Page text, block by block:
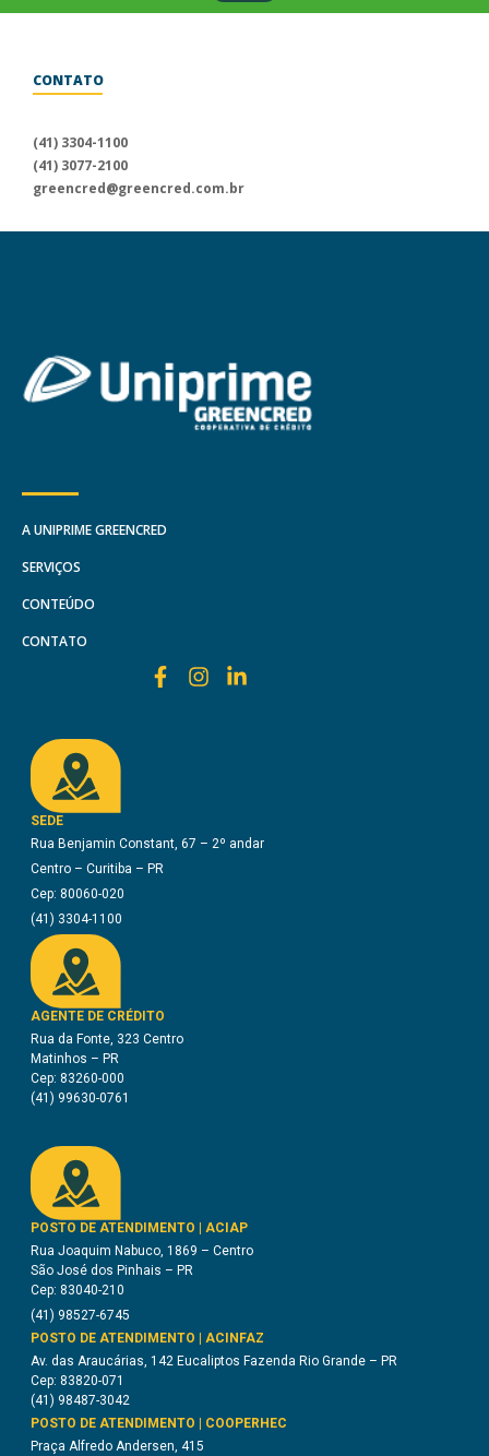
CONTATO
através dos nossos canais
de atendimento.
(41) 3304-1100
(41) 3077-2100
greencred@greencred.com.br
A UNIPRIME GREENCRED
SERVIÇOS
CONTEÚDO
CONTATO
SEDE
Rua Benjamin Constant, 67 – 2º andar
Centro – Curitiba – PR
Cep: 80060-020
(41) 3304-1100
AGENTE DE CRÉDITO
Rua da Fonte, 323 Centro
Matinhos – PR
Cep: 83260-000
(41) 99630-0761
POSTO DE ATENDIMENTO | ACIAP
Rua Joaquim Nabuco, 1869 – Centro
São José dos Pinhais – PR
Cep: 83040-210
(41) 98527-6745
POSTO DE ATENDIMENTO | ACINFAZ
Av. das Araucárias, 142 Eucaliptos Fazenda Rio Grande – PR
Cep: 83820-071
(41) 98487-3042
POSTO DE ATENDIMENTO | COOPERHEC
Praça Alfredo Andersen, 415